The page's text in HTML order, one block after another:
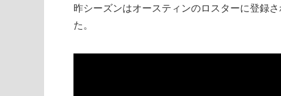
昨シーズンはオースティンのロスターに登録
た。